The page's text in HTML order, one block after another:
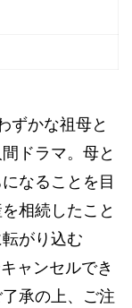
ずかな祖母と
ドラマ。母と
なることを目
相続したこと
がり込む
ャンセルでき
承の上、ご注